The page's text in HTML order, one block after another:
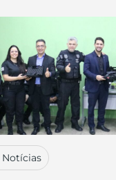
Notícias